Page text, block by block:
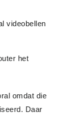
videobellen
het
omdat die
Daar